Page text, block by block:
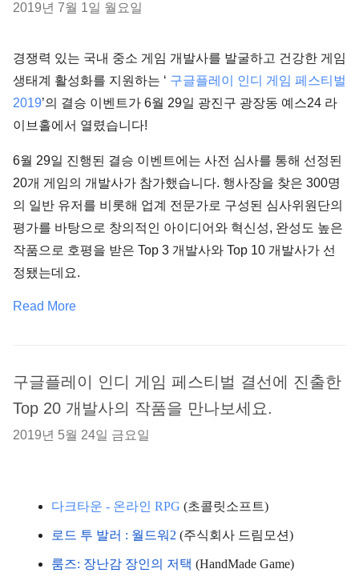
2019년 7월 1일 월요일
경쟁력 있는 국내 중소 게임 개발사를 발굴하고 건강한 게임
생태계 활성화를 지원하는 ‘ 구글플레이 인디 게임 페스티벌
2019’의 결승 이벤트가 6월 29일 광진구 광장동 예스24 라
이브홀에서 열렸습니다!
6월 29일 진행된 결승 이벤트에는 사전 심사를 통해 선정된
20개 게임의 개발사가 참가했습니다. 행사장을 찾은 300명
의 일반 유저를 비롯해 업계 전문가로 구성된 심사위원단의
평가를 바탕으로 창의적인 아이디어와 혁신성, 완성도 높은
작품으로 호평을 받은 Top 3 개발사와 Top 10 개발사가 선
정됐는데요.
Read More
구글플레이 인디 게임 페스티벌 결선에 진출한
Top 20 개발사의 작품을 만나보세요.
2019년 5월 24일 금요일
다크타운 - 온라인 RPG (초콜릿소프트)
로드 투 발러 : 월드워2 (주식회사 드림모션)
룸즈: 장난감 장인의 저택 (HandMade Game)